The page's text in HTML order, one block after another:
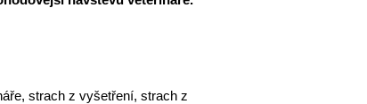
strach z vyšetření, strach z